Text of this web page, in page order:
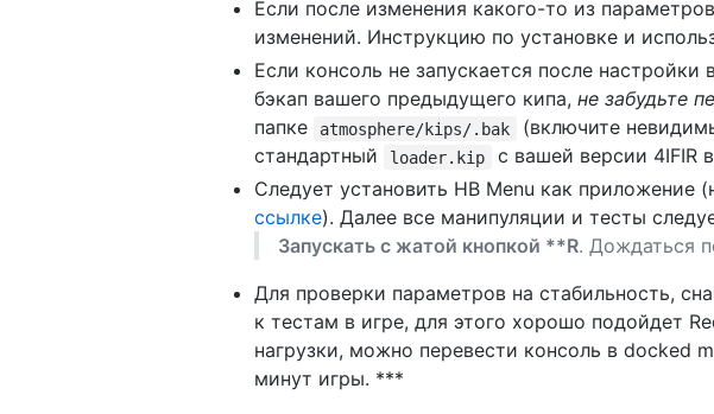
Если после изменения какого-то из
изменений. Инструкцию по установке и
Если консоль не запускается после настройки
бэкап вашего предыдущего кипа, не забудьте
папке
atmosphere/kips/.bak
(включите
стандартный
loader.kip с вашей версии 4IFIR
Следует установить HB Menu как приложение
ссылке). Далее все манипуляции и тесты
Запускать с жатой кнопкой **R. Дождаться
Для проверки параметров на стабильность,
к тестам в игре, для этого хорошо подойдет
нагрузки, можно перевести консоль в docked
минут игры. ***